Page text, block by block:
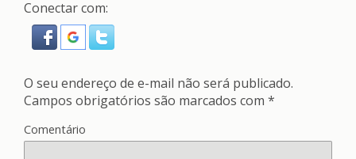
Conectar com:
O seu endereço de e-mail não será publicado.
Campos obrigatórios são marcados com *
Comentário